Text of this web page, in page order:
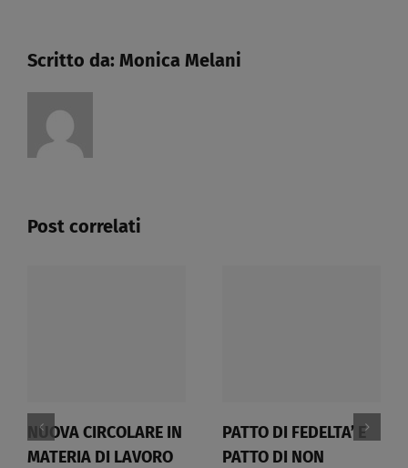
Scritto da: Monica Melani
Post correlati
NUOVA CIRCOLARE IN
MATERIA DI LAVORO
PATTO DI FEDELTA’ E
PATTO DI NON